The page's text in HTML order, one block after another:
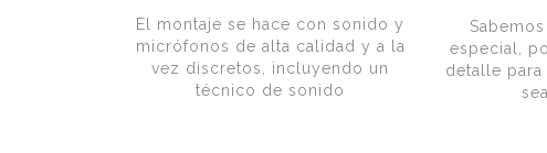
El montaje se hace con sonido y
micrófonos de alta calidad y a la
vez discretos, incluyendo un
técnico de sonido
especial,
detalle